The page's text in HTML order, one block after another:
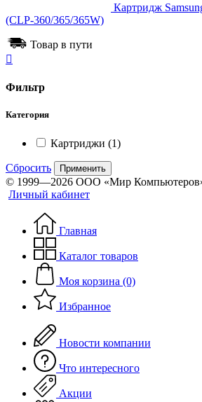
Картридж
(CLP-360/365/365W)
Товар в пути

Фильтр
Категория
Картриджи (1)
Сбросить Применить
© 1999—2026 ООО «Мир
Личный кабинет
Главная
Каталог товаров
Моя корзина (0)
Избранное
Новости компании
Что интересного
Акции